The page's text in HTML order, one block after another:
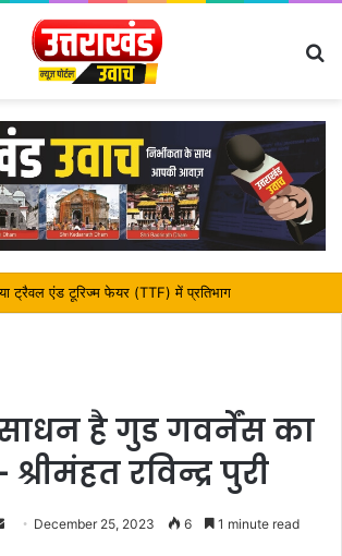
के जन्मदिवस पर क्षेत्र में विकास की सौगात
है गुड गवर्नेंस का
रविन्द्र पुरी
Send December 25, 2023 6 1 minute read